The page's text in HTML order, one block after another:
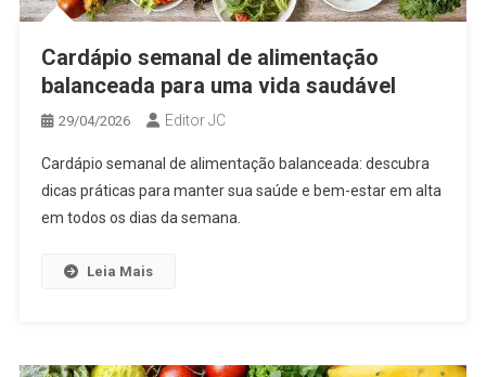
Cardápio semanal de alimentação
balanceada para uma vida saudável
29/04/2026 Editor JC
Cardápio semanal de alimentação balanceada: descubra
dicas práticas para manter sua saúde e bem-estar em alta
em todos os dias da semana.
Leia Mais